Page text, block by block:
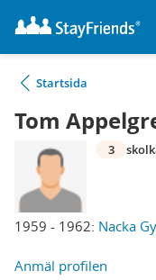
Startsida
Tom
1959 - 1962: Nacka
3
Anmäl profilen